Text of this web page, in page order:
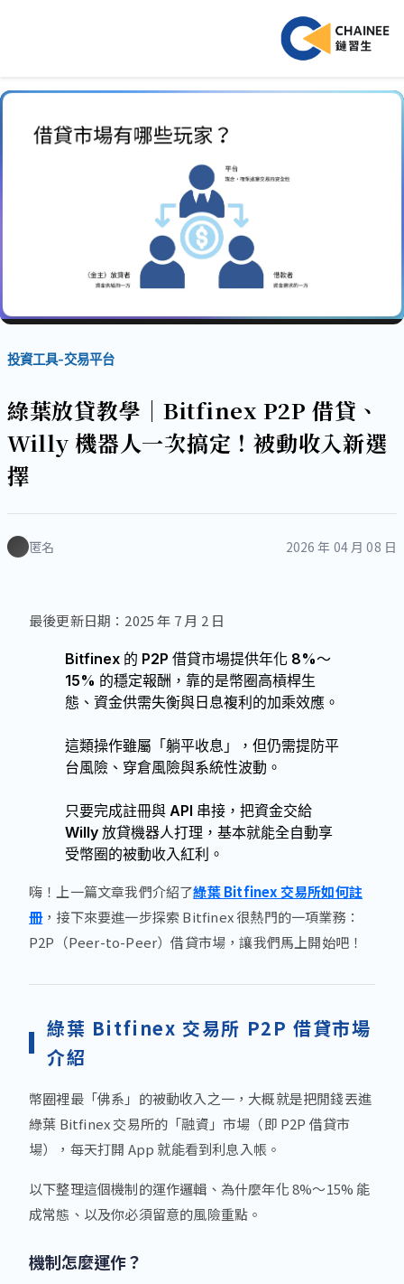
投資工具-交易平台
綠葉放貸教學｜Bitfinex P2P 借貸、
Willy 機器人一次搞定！被動收入新選
擇
匿名 2026 年 04 月 08 日
最後更新日期：2025 年 7 月 2 日
Bitfinex 的 P2P 借貸市場提供年化 8%～
15% 的穩定報酬，靠的是幣圈高槓桿生
態、資金供需失衡與日息複利的加乘效應。
這類操作雖屬「躺平收息」，但仍需提防平
台風險、穿倉風險與系統性波動。
只要完成註冊與 API 串接，把資金交給
Willy 放貸機器人打理，基本就能全自動享
受幣圈的被動收入紅利。
嗨！上一篇文章我們介紹了綠葉 Bitfinex 交易所如何註
冊，接下來要進一步探索 Bitfinex 很熱門的一項業務：
P2P（Peer-to-Peer）借貸市場，讓我們馬上開始吧！
綠葉 Bitfinex 交易所 P2P 借貸市場
介紹
幣圈裡最「佛系」的被動收入之一，大概就是把閒錢丟進
綠葉 Bitfinex 交易所的「融資」市場（即 P2P 借貸市
場），每天打開 App 就能看到利息入帳。
以下整理這個機制的運作邏輯、為什麼年化 8%～15% 能
成常態、以及你必須留意的風險重點。
機制怎麼運作？